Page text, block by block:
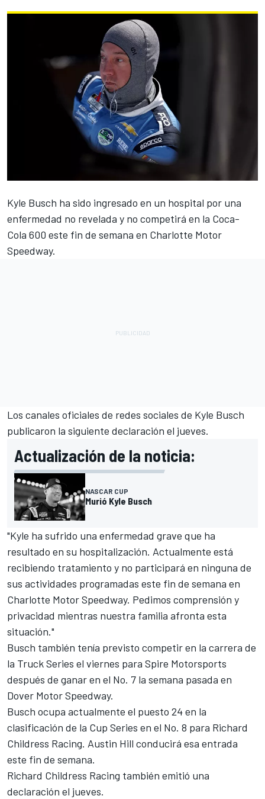
Kyle Busch ha sido ingresado en un hospital por una
enfermedad no revelada y no competirá en la Coca-
Cola 600 este fin de semana en Charlotte Motor
Speedway.
Los canales oficiales de redes sociales de Kyle Busch
publicaron la siguiente declaración el jueves.
Actualización de la noticia:
NASCAR CUP
Murió Kyle Busch
"Kyle ha sufrido una enfermedad grave que ha
resultado en su hospitalización. Actualmente está
recibiendo tratamiento y no participará en ninguna de
sus actividades programadas este fin de semana en
Charlotte Motor Speedway. Pedimos comprensión y
privacidad mientras nuestra familia afronta esta
situación."
Busch también tenía previsto competir en la carrera de
la Truck Series el viernes para Spire Motorsports
después de ganar en el No. 7 la semana pasada en
Dover Motor Speedway.
Busch ocupa actualmente el puesto 24 en la
clasificación de la Cup Series en el No. 8 para Richard
Childress Racing. Austin Hill conducirá esa entrada
este fin de semana.
Richard Childress Racing también emitió una
declaración el jueves.